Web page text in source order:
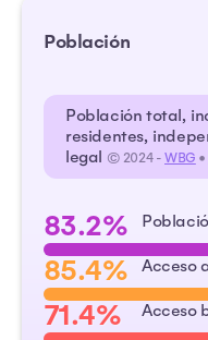
Población
Población total,
residentes,
legal © 2024 -WBG •
83.2%
85.4% Acceso
71.4% Acceso